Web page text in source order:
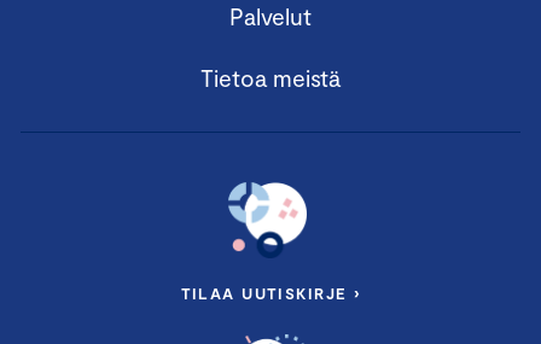
Palvelut
Tietoa meistä
TILAA UUTISKIRJE ›